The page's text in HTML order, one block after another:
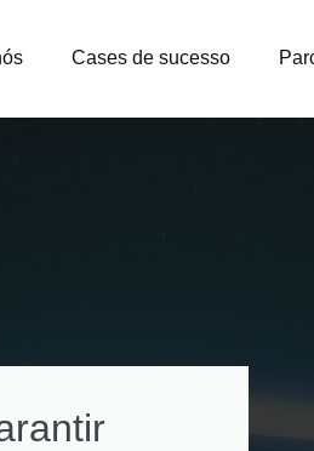
Cases de sucesso